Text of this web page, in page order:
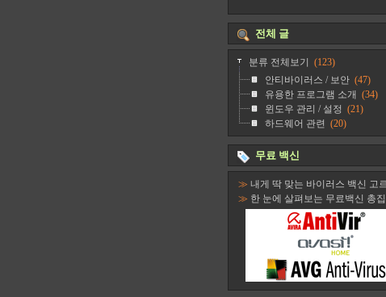
전체 글
분류 전체보기
(123)
안티바이러스 / 보안 (47)
유용한 프로그램 소개 (34)
윈도우 관리 / 설정 (21)
하드웨어 관련 (20)
무료 백신
≫ 내게 딱 맞는 바이러스 백신 고
≫ 한 눈에 살펴보는 무료백신 총